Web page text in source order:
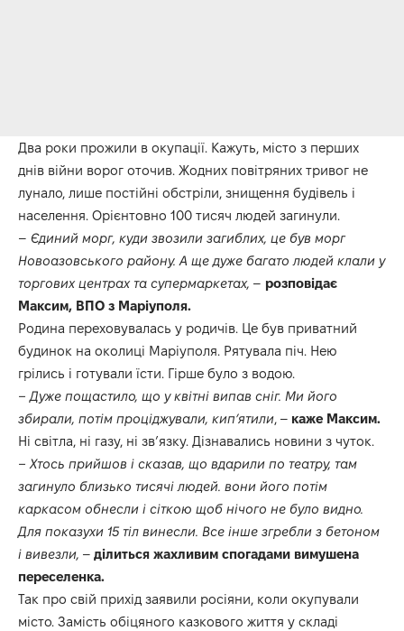
Два роки прожили в окупації. Кажуть, місто з перших
днів війни ворог оточив. Жодних повітряних тривог не
лунало, лише постійні обстріли, знищення будівель і
населення. Орієнтовно 100 тисяч людей загинули.
– Єдиний морг, куди звозили загиблих, це був морг
Новоазовського району. А ще дуже багато людей клали у
торгових центрах та супермаркетах, – розповідає
Максим, ВПО з Маріуполя.
Родина переховувалась у родичів. Це був приватний
будинок на околиці Маріуполя. Рятувала піч. Нею
грілись і готували їсти. Гірше було з водою.
– Дуже пощастило, що у квітні випав сніг. Ми його
збирали, потім проціджували, кип’ятили, – каже Максим.
Ні світла, ні газу, ні зв’язку. Дізнавались новини з чуток.
– Хтось прийшов і сказав, що вдарили по театру, там
загинуло близько тисячі людей. вони його потім
каркасом обнесли і сіткою щоб нічого не було видно.
Для показухи 15 тіл винесли. Все інше згребли з бетоном
і вивезли, – ділиться жахливим спогадами вимушена
переселенка.
Так про свій прихід заявили росіяни, коли окупували
місто. Замість обіцяного казкового життя у складі